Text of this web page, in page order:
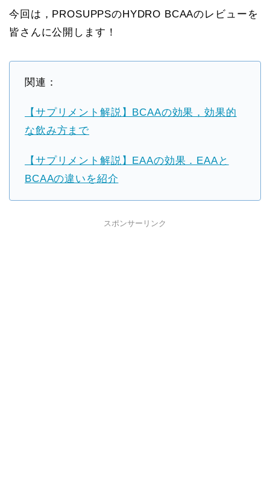
今回は，PROSUPPSのHYDRO BCAAのレビューを
皆さんに公開します！
関連：
【サプリメント解説】BCAAの効果，効果的
な飲み方まで
【サプリメント解説】EAAの効果．EAAと
BCAAの違いを紹介
スポンサーリンク